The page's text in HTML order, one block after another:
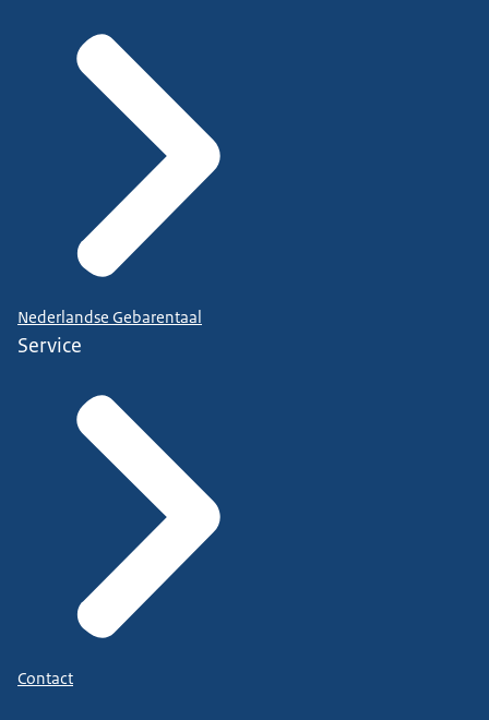
Nederlandse Gebarentaal
Service
Contact